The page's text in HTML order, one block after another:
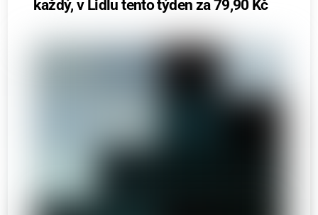
každý, v Lidlu tento týden za 79,90 Kč